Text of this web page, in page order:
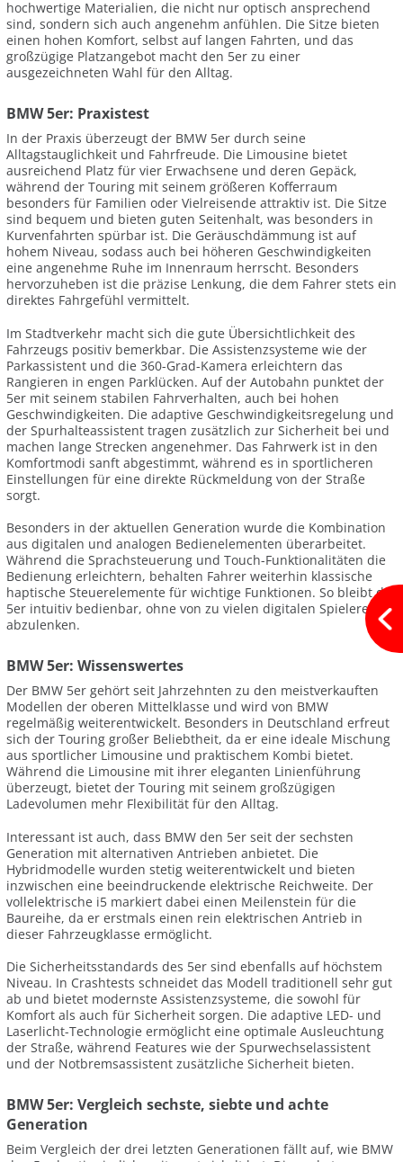
hochwertige Materialien, die nicht nur optisch ansprechend
sind, sondern sich auch angenehm anfühlen. Die Sitze bieten
einen hohen Komfort, selbst auf langen Fahrten, und das
großzügige Platzangebot macht den 5er zu einer
ausgezeichneten Wahl für den Alltag.
BMW 5er: Praxistest
In der Praxis überzeugt der BMW 5er durch seine
Alltagstauglichkeit und Fahrfreude. Die Limousine bietet
ausreichend Platz für vier Erwachsene und deren Gepäck,
während der Touring mit seinem größeren Kofferraum
besonders für Familien oder Vielreisende attraktiv ist. Die Sitze
sind bequem und bieten guten Seitenhalt, was besonders in
Kurvenfahrten spürbar ist. Die Geräuschdämmung ist auf
hohem Niveau, sodass auch bei höheren Geschwindigkeiten
eine angenehme Ruhe im Innenraum herrscht. Besonders
hervorzuheben ist die präzise Lenkung, die dem Fahrer stets ein
direktes Fahrgefühl vermittelt.
Im Stadtverkehr macht sich die gute Übersichtlichkeit des
Fahrzeugs positiv bemerkbar. Die Assistenzsysteme wie der
Parkassistent und die 360-Grad-Kamera erleichtern das
Rangieren in engen Parklücken. Auf der Autobahn punktet der
5er mit seinem stabilen Fahrverhalten, auch bei hohen
Geschwindigkeiten. Die adaptive Geschwindigkeitsregelung und
der Spurhalteassistent tragen zusätzlich zur Sicherheit bei und
machen lange Strecken angenehmer. Das Fahrwerk ist in den
Komfortmodi sanft abgestimmt, während es in sportlicheren
Einstellungen für eine direkte Rückmeldung von der Straße
sorgt.
Besonders in der aktuellen Generation wurde die Kombination
aus digitalen und analogen Bedienelementen überarbeitet.
Während die Sprachsteuerung und Touch-Funktionalitäten die
Bedienung erleichtern, behalten Fahrer weiterhin klassische
haptische Steuerelemente für wichtige Funktionen. So bleibt der
5er intuitiv bedienbar, ohne von zu vielen digitalen Spielereien
abzulenken.
BMW 5er: Wissenswertes
Der BMW 5er gehört seit Jahrzehnten zu den meistverkauften
Modellen der oberen Mittelklasse und wird von BMW
regelmäßig weiterentwickelt. Besonders in Deutschland erfreut
sich der Touring großer Beliebtheit, da er eine ideale Mischung
aus sportlicher Limousine und praktischem Kombi bietet.
Während die Limousine mit ihrer eleganten Linienführung
überzeugt, bietet der Touring mit seinem großzügigen
Ladevolumen mehr Flexibilität für den Alltag.
Interessant ist auch, dass BMW den 5er seit der sechsten
Generation mit alternativen Antrieben anbietet. Die
Hybridmodelle wurden stetig weiterentwickelt und bieten
inzwischen eine beeindruckende elektrische Reichweite. Der
vollelektrische i5 markiert dabei einen Meilenstein für die
Baureihe, da er erstmals einen rein elektrischen Antrieb in
dieser Fahrzeugklasse ermöglicht.
Die Sicherheitsstandards des 5er sind ebenfalls auf höchstem
Niveau. In Crashtests schneidet das Modell traditionell sehr gut
ab und bietet modernste Assistenzsysteme, die sowohl für
Komfort als auch für Sicherheit sorgen. Die adaptive LED- und
Laserlicht-Technologie ermöglicht eine optimale Ausleuchtung
der Straße, während Features wie der Spurwechselassistent
und der Notbremsassistent zusätzliche Sicherheit bieten.
BMW 5er: Vergleich sechste, siebte und achte
Generation
Beim Vergleich der drei letzten Generationen fällt auf, wie BMW